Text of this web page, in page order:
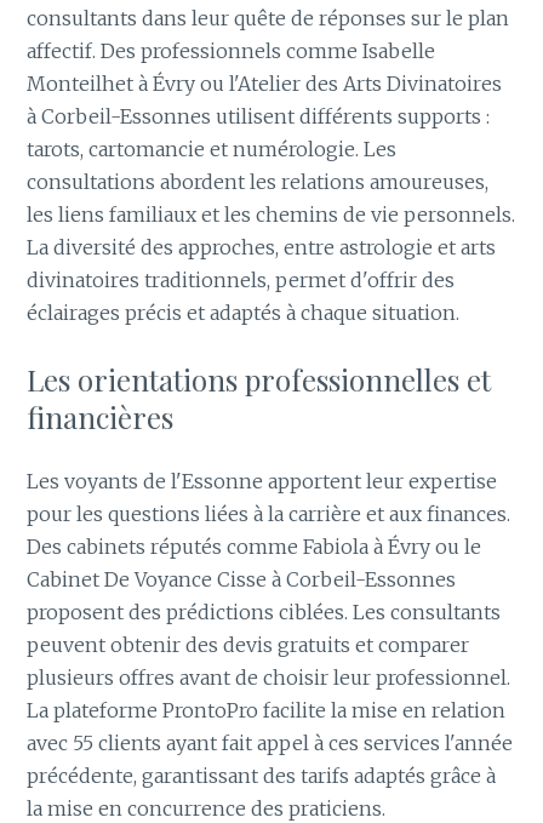
consultants dans leur quête de réponses sur le plan
affectif. Des professionnels comme Isabelle
Monteilhet à Évry ou l'Atelier des Arts Divinatoires
à Corbeil-Essonnes utilisent différents supports :
tarots, cartomancie et numérologie. Les
consultations abordent les relations amoureuses,
les liens familiaux et les chemins de vie personnels.
La diversité des approches, entre astrologie et arts
divinatoires traditionnels, permet d'offrir des
éclairages précis et adaptés à chaque situation.
Les orientations professionnelles et
financières
Les voyants de l'Essonne apportent leur expertise
pour les questions liées à la carrière et aux finances.
Des cabinets réputés comme Fabiola à Évry ou le
Cabinet De Voyance Cisse à Corbeil-Essonnes
proposent des prédictions ciblées. Les consultants
peuvent obtenir des devis gratuits et comparer
plusieurs offres avant de choisir leur professionnel.
La plateforme ProntoPro facilite la mise en relation
avec 55 clients ayant fait appel à ces services l'année
précédente, garantissant des tarifs adaptés grâce à
la mise en concurrence des praticiens.